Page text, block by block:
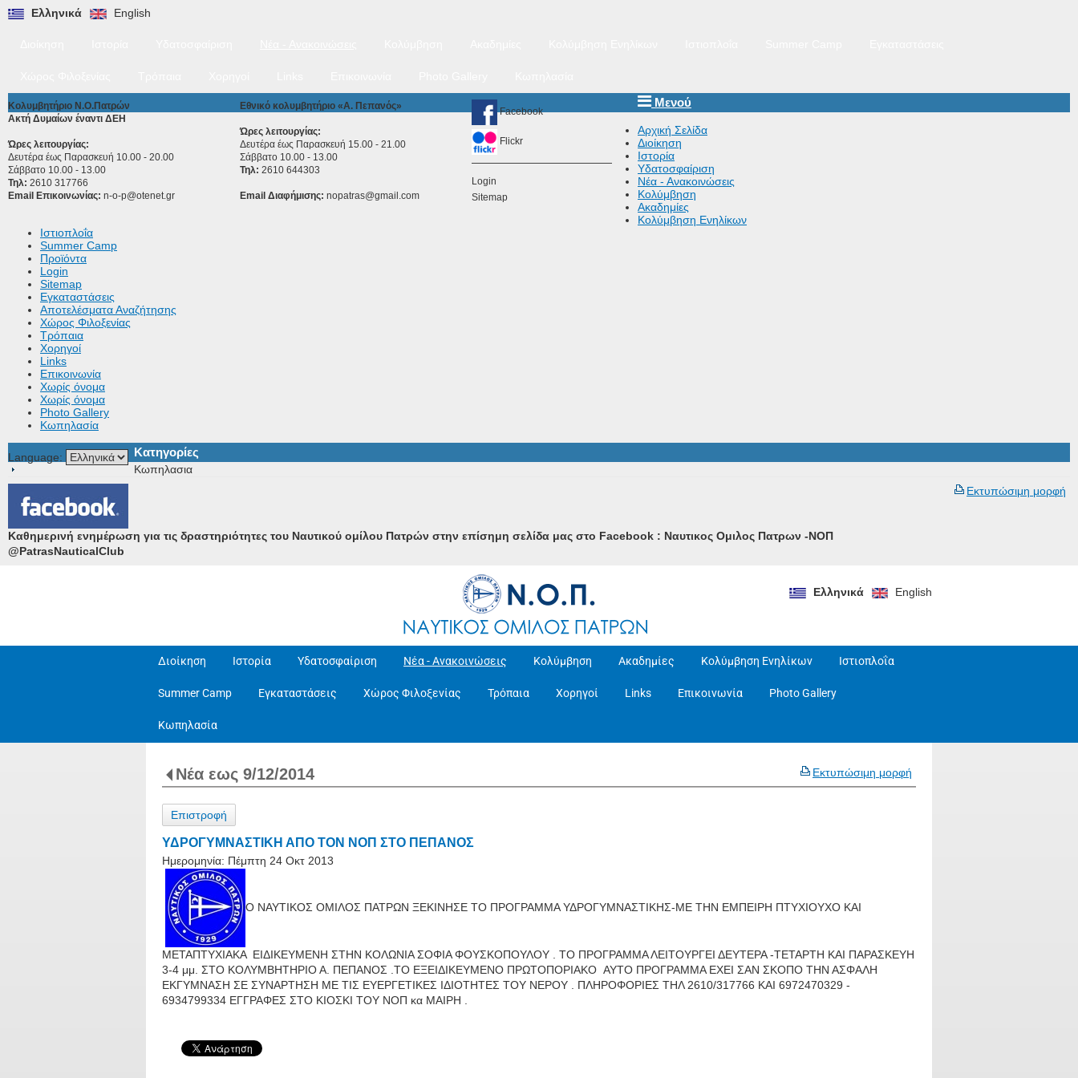
Ελληνικά English
Κολυμβητήριο Ν.Ο.Πατρών
Ακτή Δυμαίων έναντι ΔΕΗ
Ώρες λειτουργίας:
Δευτέρα έως Παρασκευή 10.00 - 20.00
Σάββατο 10.00 - 13.00
Τηλ: 2610 317766
Email Επικοινωνίας: n-o-p@otenet.gr
Εθνικό κολυμβητήριο «Α. Πεπανός»
Ώρες λειτουργίας:
Δευτέρα έως Παρασκευή 15.00 - 21.00
Σάββατο 10.00 - 13.00
Τηλ: 2610 644303
Email Διαφήμισης: nopatras@gmail.com
Facebook
Flickr
Login
Sitemap
Μενού
Αρχική Σελίδα
Διοίκηση
Ιστορία
Υδατοσφαίριση
Νέα - Ανακοινώσεις
Κολύμβηση
Ακαδημίες
Κολύμβηση Ενηλίκων
Ιστιοπλοΐα
Summer Camp
Προϊόντα
Login
Sitemap
Εγκαταστάσεις
Αποτελέσματα Αναζήτησης
Χώρος Φιλοξενίας
Τρόπαια
Χορηγοί
Links
Επικοινωνία
Χωρίς όνομα
Χωρίς όνομα
Photo Gallery
Κωπηλασία
Language: Κατηγορίες
Κωπηλασια
Καθημερινή ενημέρωση για τις δραστηριότητες του Ναυτικού ομίλου Πατρών στην επίσημη σελίδα μας στο Facebook : Ναυτικος Ομιλος Πατρων -ΝΟΠ
@PatrasNauticalClub
Εκτυπώσιμη μορφή
Ελληνικά English
Διοίκηση Ιστορία Υδατοσφαίριση Νέα - Ανακοινώσεις Κολύμβηση Ακαδημίες Κολύμβηση Ενηλίκων Ιστιοπλοΐα
Summer Camp Εγκαταστάσεις Χώρος Φιλοξενίας Τρόπαια Χορηγοί Links Επικοινωνία Photo Gallery
Κωπηλασία
Εκτυπώσιμη μορφή
Νέα εως 9/12/2014
Επιστροφή
ΥΔΡΟΓΥΜΝΑΣΤΙΚΗ ΑΠΟ ΤΟΝ ΝΟΠ ΣΤΟ ΠΕΠΑΝΟΣ
Ημερομηνία: Πέμπτη 24 Οκτ 2013
Ο ΝΑΥΤΙΚΟΣ ΟΜΙΛΟΣ ΠΑΤΡΩΝ ΞΕΚΙΝΗΣΕ ΤΟ ΠΡΟΓΡΑΜΜΑ ΥΔΡΟΓΥΜΝΑΣΤΙΚΗΣ-ΜΕ ΤΗΝ ΕΜΠΕΙΡΗ ΠΤΥΧΙΟΥΧΟ ΚΑΙ
ΜΕΤΑΠΤΥΧΙΑΚΑ ΕΙΔΙΚΕΥΜΕΝΗ ΣΤΗΝ ΚΟΛΩΝΙΑ ΣΟΦΙΑ ΦΟΥΣΚΟΠΟΥΛΟΥ . ΤΟ ΠΡΟΓΡΑΜΜΑ ΛΕΙΤΟΥΡΓΕΙ ΔΕΥΤΕΡΑ -ΤΕΤΑΡΤΗ ΚΑΙ ΠΑΡΑΣΚΕΥΗ
3-4 μμ. ΣΤΟ ΚΟΛΥΜΒΗΤΗΡΙΟ Α. ΠΕΠΑΝΟΣ .ΤΟ ΕΞΕΙΔΙΚΕΥΜΕΝΟ ΠΡΩΤΟΠΟΡΙΑΚΟ ΑΥΤΟ ΠΡΟΓΡΑΜΜΑ ΕΧΕΙ ΣΑΝ ΣΚΟΠΟ ΤΗΝ ΑΣΦΑΛΗ
ΕΚΓΥΜΝΑΣΗ ΣΕ ΣΥΝΑΡΤΗΣΗ ΜΕ ΤΙΣ ΕΥΕΡΓΕΤΙΚΕΣ ΙΔΙΟΤΗΤΕΣ ΤΟΥ ΝΕΡΟΥ . ΠΛΗΡΟΦΟΡΙΕΣ ΤΗΛ 2610/317766 ΚΑΙ 6972470329 -
6934799334 ΕΓΓΡΑΦΕΣ ΣΤΟ ΚΙΟΣΚΙ ΤΟΥ ΝΟΠ κα ΜΑΙΡΗ .